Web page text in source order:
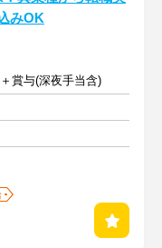
みOK
賞与(深夜手当含)